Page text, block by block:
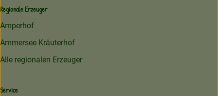
Regionale Erzeuger
Amperhof
Ammersee Kräuterhof
Alle regionalen Erzeuger
Service